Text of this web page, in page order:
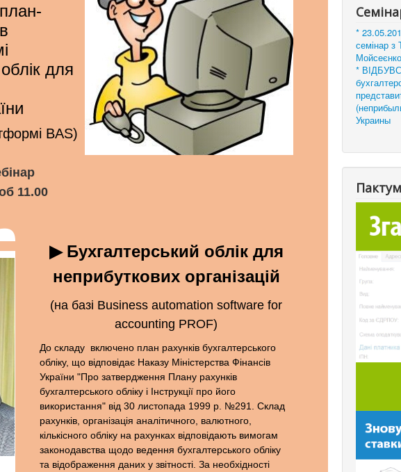
для
BAS)
11.00
▶ Бухгалтерський облік для
неприбуткових організацій
(на базі Business automation software for
accounting PROF)
До складу включено план рахунків бухгалтерського
обліку, що відповідає Наказу Міністерства Фінансів
України "Про затвердження Плану рахунків
бухгалтерського обліку і Інструкції про його
використання" від 30 листопада 1999 р. №291. Склад
рахунків, організація аналітичного, валютного,
кількісного обліку на рахунках відповідають вимогам
законодавства щодо ведення бухгалтерського обліку
та відображення даних у звітності. За необхідності
*
семінар з
Мойсеєнко
*
Украины